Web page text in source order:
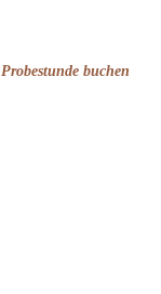
Probestunde buchen